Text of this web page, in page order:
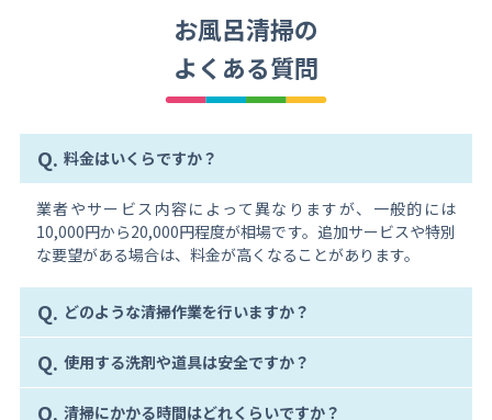
お風呂清掃の
よくある質問
Q. 料金はいくらですか？
業者やサービス内容によって異なりますが、一般的には
10,000円から20,000円程度が相場です。追加サービスや特別
な要望がある場合は、料金が高くなることがあります。
Q. どのような清掃作業を行いますか？
Q. 使用する洗剤や道具は安全ですか？
Q. 清掃にかかる時間はどれくらいですか？